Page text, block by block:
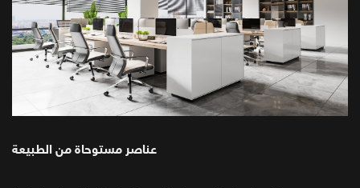
عناصر مستوحاة من الطبيعة